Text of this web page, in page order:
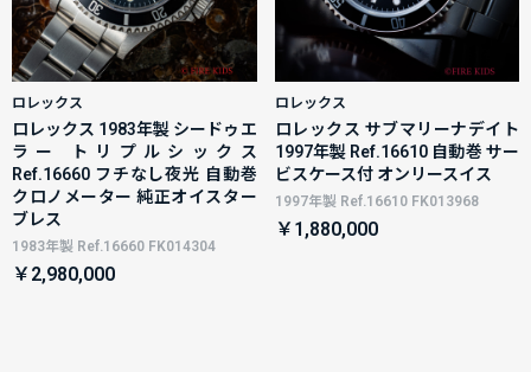
ロレックス
ロレックス 1983年製 シードゥエ
ラー トリプルシックス
Ref.16660 フチなし夜光 自動巻
クロノメーター 純正オイスター
ブレス
1983年製 Ref.16660 FK014304
￥2,980,000
ロレックス
ロレックス サブマリーナデイト
1997年製 Ref.16610 自動巻 サー
ビスケース付 オンリースイス
1997年製 Ref.16610 FK013968
￥1,880,000